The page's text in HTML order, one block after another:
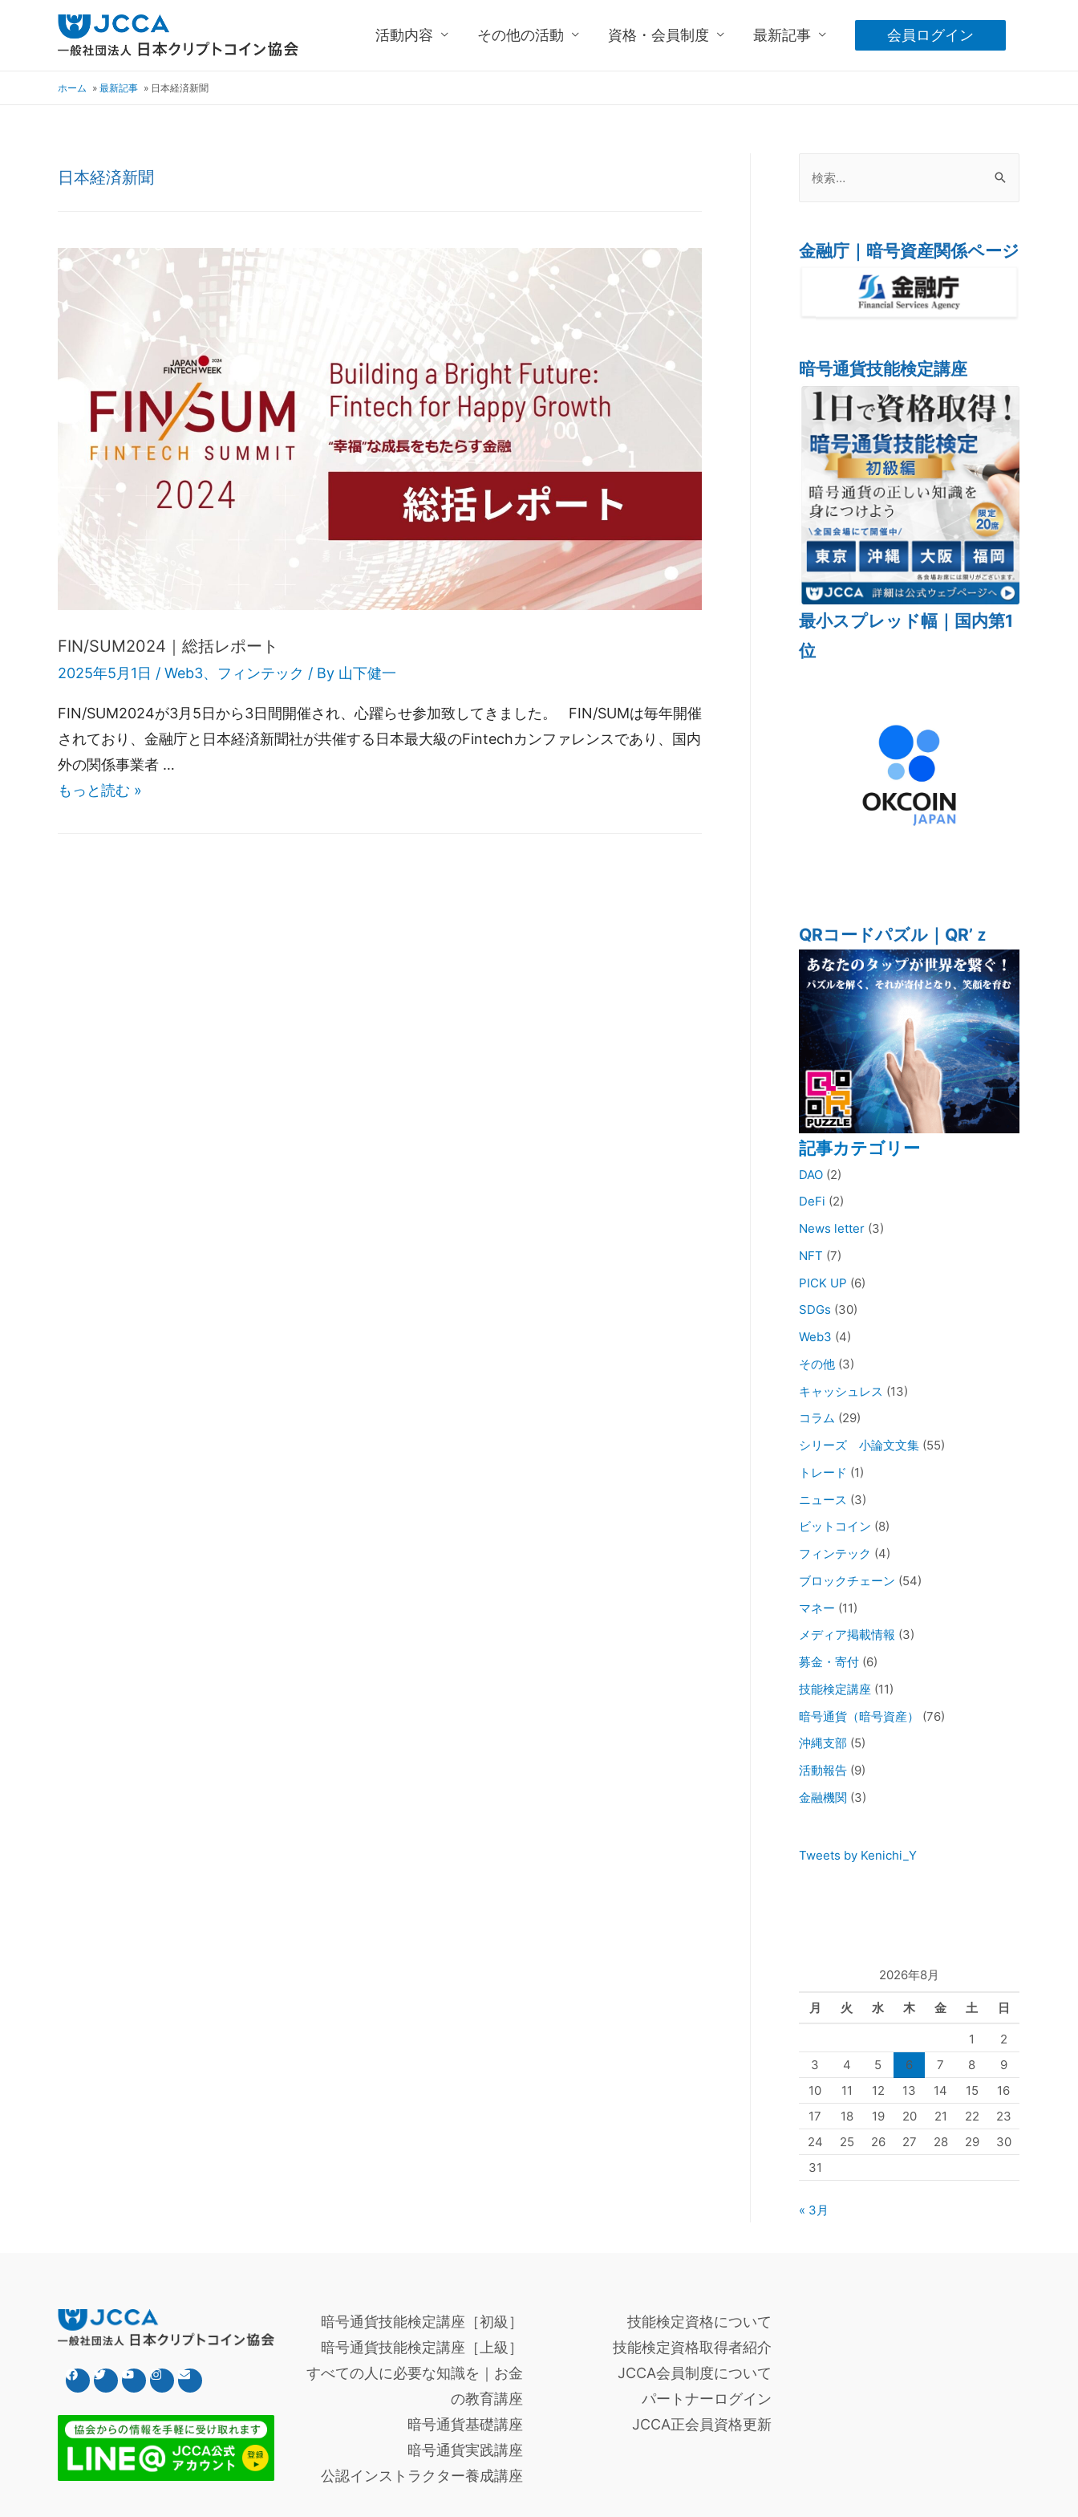
活動内容 その他の活動 資格・会員制度 最新記事 会員ログイン
ホーム 最新記事 日本経済新聞
日本経済新聞
FIN/SUM2024｜総括レポート
2025年5月1日 / Web3、 フィンテック / By 山下健一
FIN/SUM2024が3月5日から3日間開催され、心躍らせ参加致してきました。 FIN/SUMは毎年開催
されており、金融庁と日本経済新聞社が共催する日本最大級のFintechカンファレンスであり、国内
外の関係事業者 …
もっと読む »
金融庁｜暗号資産関係ページ
暗号通貨技能検定講座
最小スプレッド幅｜国内第1
位
QRコードパズル｜QR’ｚ
記事カテゴリー
DAO (2)
DeFi (2)
News letter (3)
NFT (7)
PICK UP (6)
SDGs (30)
Web3 (4)
その他 (3)
キャッシュレス (13)
コラム (29)
シリーズ 小論文文集 (55)
トレード (1)
ニュース (3)
ビットコイン (8)
フィンテック (4)
ブロックチェーン (54)
マネー (11)
メディア掲載情報 (3)
募金・寄付 (6)
技能検定講座 (11)
暗号通貨（暗号資産）
(76)
沖縄支部 (5)
活動報告 (9)
金融機関 (3)
Tweets by Kenichi_Y
2026年8月
月 火 水 木 金 土 日
1
2
3
4 5 6 7 8
9
10
11 12 13 14 15
16
17
18 19 20 21 22
23
24
25 26 27 28 29
30
31
« 3月
暗号通貨技能検定講座［初級］
暗号通貨技能検定講座［上級］
すべての人に必要な知識を｜お金
の教育講座
暗号通貨基礎講座
暗号通貨実践講座
公認インストラクター養成講座
技能検定資格について
技能検定資格取得者紹介
JCCA会員制度について
パートナーログイン
JCCA正会員資格更新